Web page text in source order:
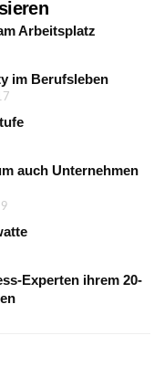
im Berufsleben
auch Unternehmen
Experten ihrem 20-